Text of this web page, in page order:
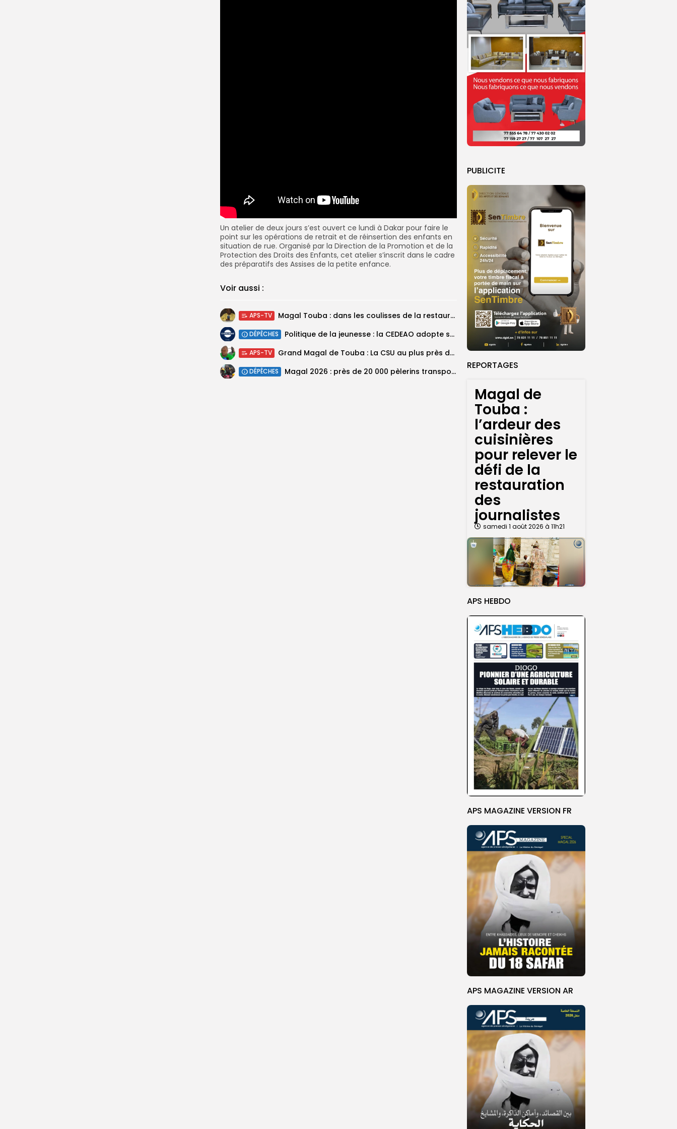
PUBLICITE
REPORTAGES
Magal de
Touba :
l’ardeur des
cuisinières
pour relever le
défi de la
restauration
des
journalistes
samedi 1 août 2026 à 11h21
APS HEBDO
APS MAGAZINE VERSION FR
APS MAGAZINE VERSION AR
Un atelier de deux jours s’est ouvert ce lundi à Dakar pour faire le
point sur les opérations de retrait et de réinsertion des enfants en
situation de rue. Organisé par la Direction de la Promotion et de la
Protection des Droits des Enfants, cet atelier s’inscrit dans le cadre
des préparatifs des Assises de la petite enfance.
Voir aussi :
APS-TV Magal Touba : dans les coulisses de la restauration de la presse...
DÉPÊCHES Politique de la jeunesse : la CEDEAO adopte son plan d’actions stratégiques...
APS-TV Grand Magal de Touba : La CSU au plus près des pèlerins
DÉPÊCHES Magal 2026 : près de 20 000 pèlerins transportés vers Touba en...